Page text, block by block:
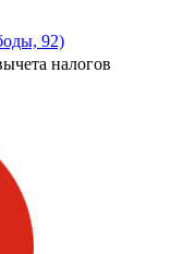
92)
налогов